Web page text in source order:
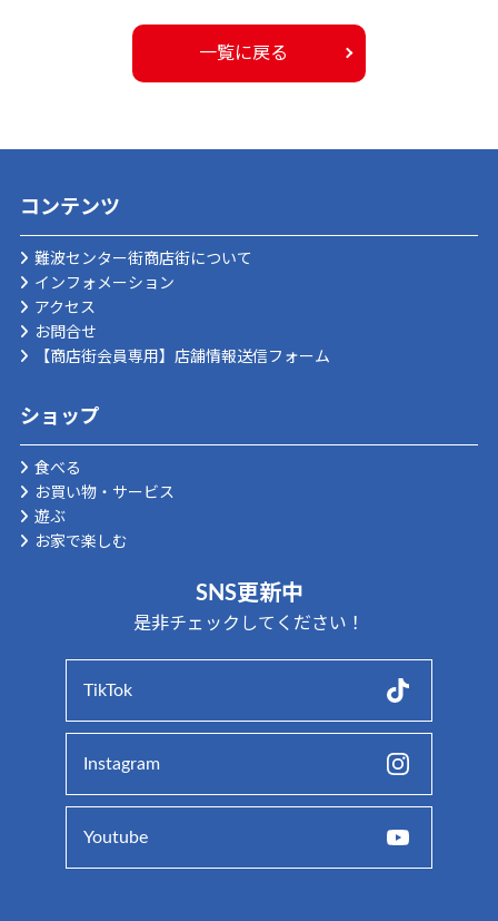
一覧に戻る
コンテンツ
難波センター街商店街について
インフォメーション
アクセス
お問合せ
【商店街会員専用】店舗情報送信フォーム
ショップ
食べる
お買い物・サービス
遊ぶ
お家で楽しむ
SNS更新中
是非チェックしてください！
TikTok
Instagram
Youtube